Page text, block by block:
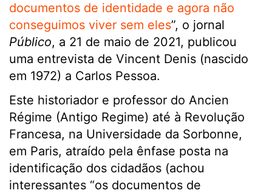
documentos de identidade e agora não
conseguimos viver sem eles”, o jornal
Público, a 21 de maio de 2021, publicou
uma entrevista de Vincent Denis (nascido
em 1972) a Carlos Pessoa.
Este historiador e professor do Ancien
Régime (Antigo Regime) até à Revolução
Francesa, na Universidade da Sorbonne,
em Paris, atraído pela ênfase posta na
identificação dos cidadãos (achou
interessantes “os documentos de